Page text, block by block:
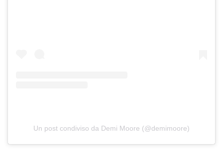
Un post condiviso da Demi Moore (@demimoore)